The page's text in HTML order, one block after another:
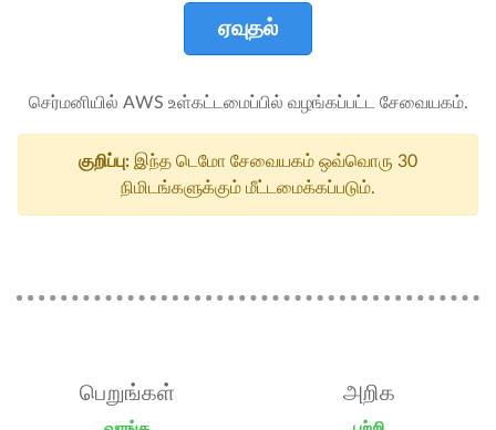
ஏவுதல்
செர்மனியில் AWS உள்கட்டமைப்பில் வழங்கப்பட்ட சேவையகம்.
குறிப்பு: இந்த டெமோ சேவையகம் ஒவ்வொரு 30
நிமிடங்களுக்கும் மீட்டமைக்கப்படும்.
பெறுங்கள் அறிக